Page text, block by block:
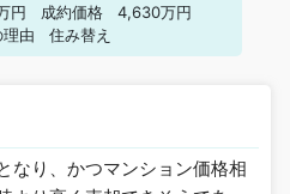
円 成約価格
4,630万円
由
住み替え
なり、かつマンション価格相